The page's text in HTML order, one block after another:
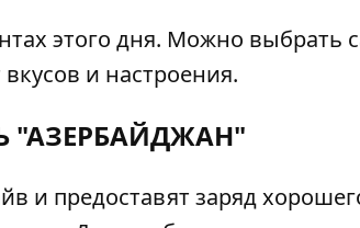
этого дня. Можно выбрать
и настроения.
"АЗЕРБАЙДЖАН"
и предоставят заряд